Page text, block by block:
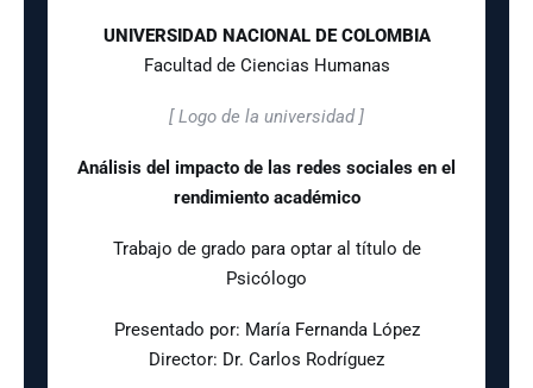
UNIVERSIDAD NACIONAL DE COLOMBIA
Facultad de Ciencias Humanas
[ Logo de la universidad ]
Análisis del impacto de las redes sociales en el
rendimiento académico
Trabajo de grado para optar al título de
Psicólogo
Presentado por: María Fernanda López
Director: Dr. Carlos Rodríguez